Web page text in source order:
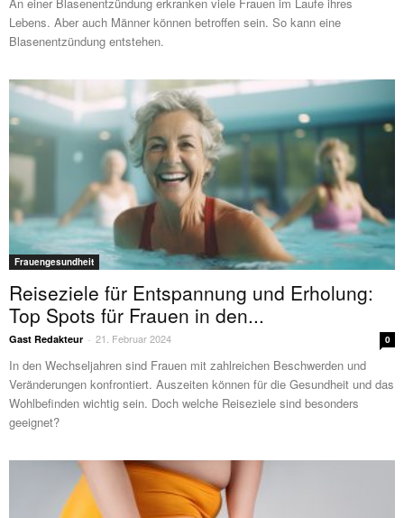
Lebens. Aber auch Männer können betroffen sein. So kann eine
Blasenentzündung entstehen.
Frauengesundheit
Reiseziele für Entspannung und Erholung:
Top Spots für Frauen in den...
Gast Redakteur - 21. Februar 2024 0
In den Wechseljahren sind Frauen mit zahlreichen Beschwerden und
Veränderungen konfrontiert. Auszeiten können für die Gesundheit und das
Wohlbefinden wichtig sein. Doch welche Reiseziele sind besonders
geeignet?